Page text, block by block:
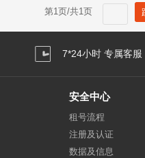
第1 页/共1 页
7*24小时 专属客服
安全中心
租号流程
注册及认证
数据及信息